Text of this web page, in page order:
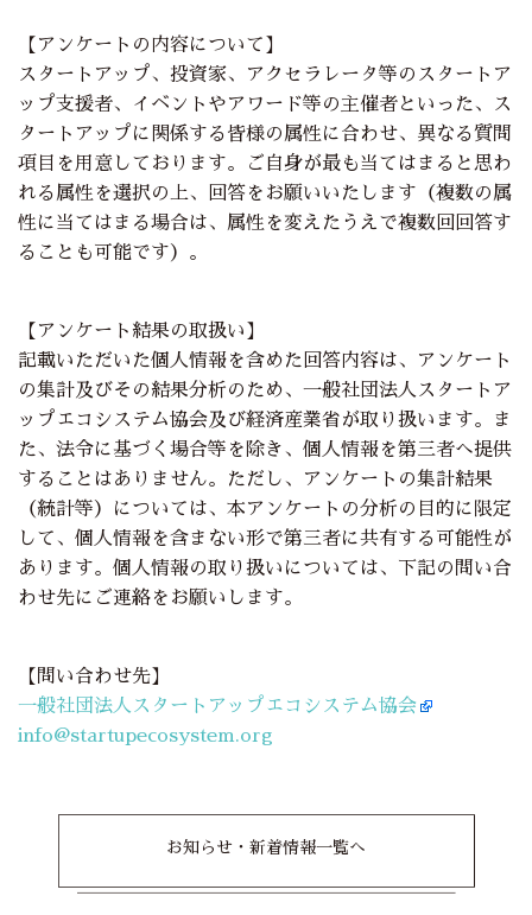
【アンケートの内容について】
スタートアップ、投資家、アクセラレータ等のスタートア
ップ支援者、イベントやアワード等の主催者といった、ス
タートアップに関係する皆様の属性に合わせ、異なる質問
項目を用意しております。ご自身が最も当てはまると思わ
れる属性を選択の上、回答をお願いいたします（複数の属
性に当てはまる場合は、属性を変えたうえで複数回回答す
ることも可能です）。
【アンケート結果の取扱い】
記載いただいた個人情報を含めた回答内容は、アンケート
の集計及びその結果分析のため、一般社団法人スタートア
ップエコシステム協会及び経済産業省が取り扱います。ま
た、法令に基づく場合等を除き、個人情報を第三者へ提供
することはありません。ただし、アンケートの集計結果
（統計等）については、本アンケートの分析の目的に限定
して、個人情報を含まない形で第三者に共有する可能性が
あります。個人情報の取り扱いについては、下記の問い合
わせ先にご連絡をお願いします。
【問い合わせ先】
一般社団法人スタートアップエコシステム協会
info@startupecosystem.org
お知らせ・新着情報一覧へ